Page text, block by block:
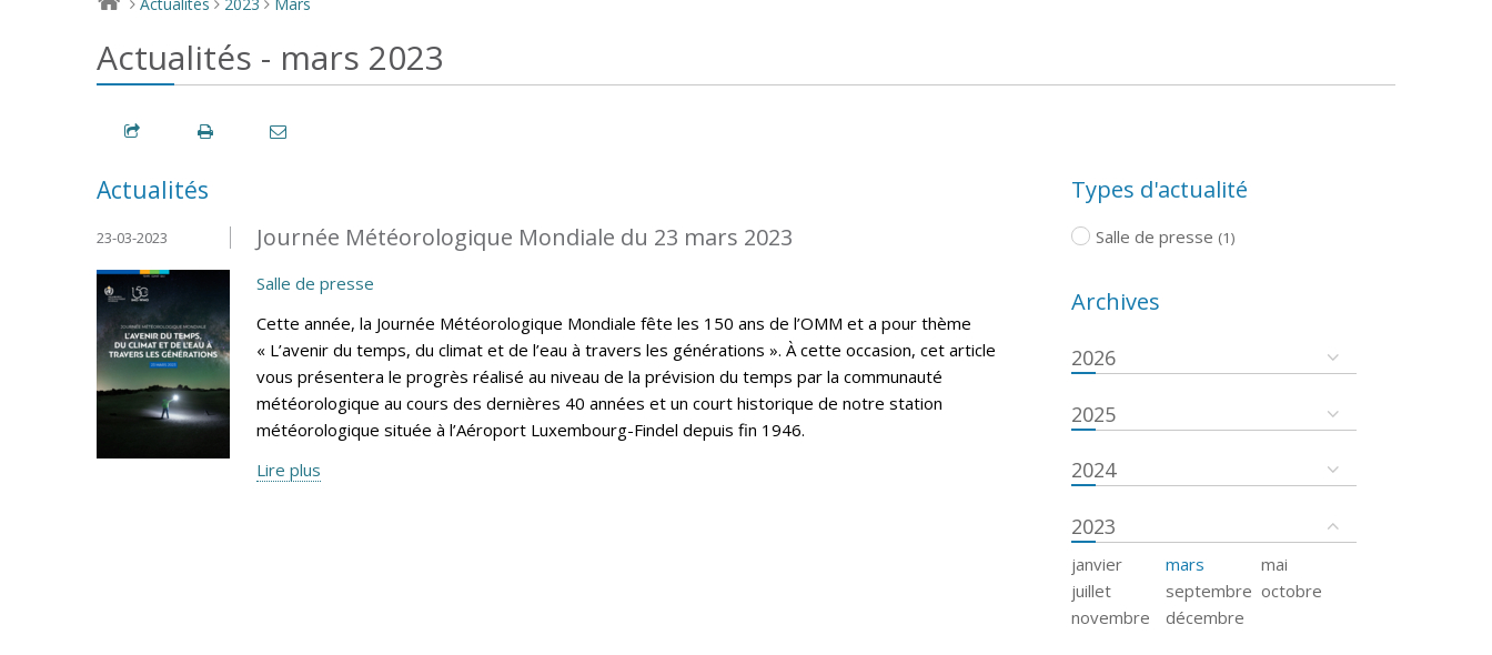
> > >
Actualités - mars 2023
Actualités
Journée Météorologique Mondiale du 23 mars 2023
23-03-2023
Salle de presse
Cette année, la Journée Météorologique Mondiale fête les 150 ans de l’OMM et a pour thème
« L’avenir du temps, du climat et de l’eau à travers les générations ». À cette occasion, cet article
vous présentera le progrès réalisé au niveau de la prévision du temps par la communauté
météorologique au cours des dernières 40 années et un court historique de notre station
météorologique située à l’Aéroport Luxembourg-Findel depuis fin 1946.
Lire plus
Types d'actualité
Salle de presse (1)
Archives
2026
2025
2024
2023
janvier mars
mai
juillet
septembre octobre
novembre
décembre